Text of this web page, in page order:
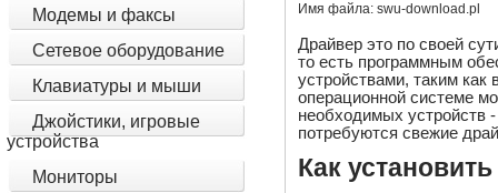
Модемы и факсы
Сетевое оборудование
Клавиатуры и мыши
Джойстики, игровые
устройства
Мониторы
Имя файла:swu-download.pl
Драйвер это по своей
то есть программным
устройствами, таким
операционной системе
необходимых устройств
потребуются свежие
Как